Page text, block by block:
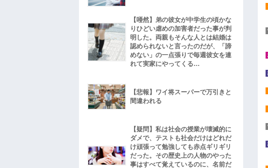
【唖然】弟の彼女が中学生の頃かな
りひどい虐めの加害者だった事が判
明した。両親もそんな人とは結婚は
認められないと言ったのだが、「諦
めない」の一点張りで毎週彼女を連
れて実家にやってくる…
【悲報】ワイ将スーパーで万引きと
間違われる
【疑問】私は社会の授業が壊滅的に
ダメで、テストも社会だけはどれだ
け頑張って勉強しても赤点ギリギリ
だった。その歴史上の人物のやった
事はすべて覚えているのに、名前だ